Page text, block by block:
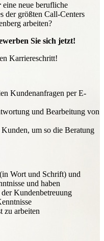
eine neue berufliche
der größten Call-Centers
arbeiten?
Sie sich jetzt!
Karriereschritt!
Kundenanfragen per E-
und Bearbeitung von
Kunden, um so die Beratung
Wort und Schrift) und
und haben
Kundenbetreuung
zu arbeiten